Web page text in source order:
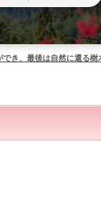
でき、最後は自然に還る樹